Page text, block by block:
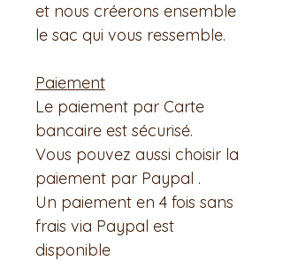
et nous créerons ensemble
le sac qui vous ressemble.
Paiement
Le paiement par Carte
bancaire est sécurisé.
Vous pouvez aussi choisir la
paiement par Paypal .
Un paiement en 4 fois sans
frais via Paypal est
disponible